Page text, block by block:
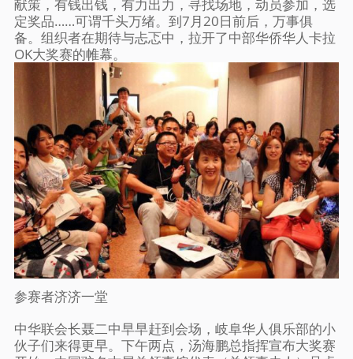
献策，有钱出钱，有力出力，寻找场地，动员参加，选
定奖品……可谓千头万绪。到7月20日前后，万事俱
备。组织者在期待与忐忑中，拉开了中部华侨华人卡拉
OK大奖赛的帷幕。
参赛者济济一堂
中华联会长聂二中早早赶到会场，岐阜华人俱乐部的小
伙子们来得更早。下午两点，汤海鹏总指挥宣布大奖赛